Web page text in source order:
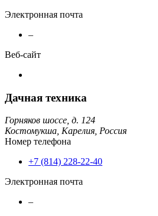
Электронная почта
–
Веб-сайт
Дачная техника
Горняков шоссе, д. 124
Костомукша, Карелия, Россия
Номер телефона
+7 (814) 228-22-40
Электронная почта
–